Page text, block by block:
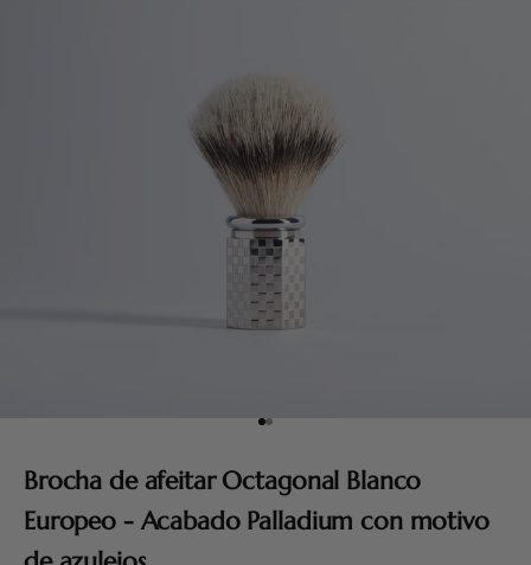
Ir al artículo 1
Ir al artículo 2
Brocha de afeitar Octagonal Blanco
Europeo - Acabado Palladium con motivo